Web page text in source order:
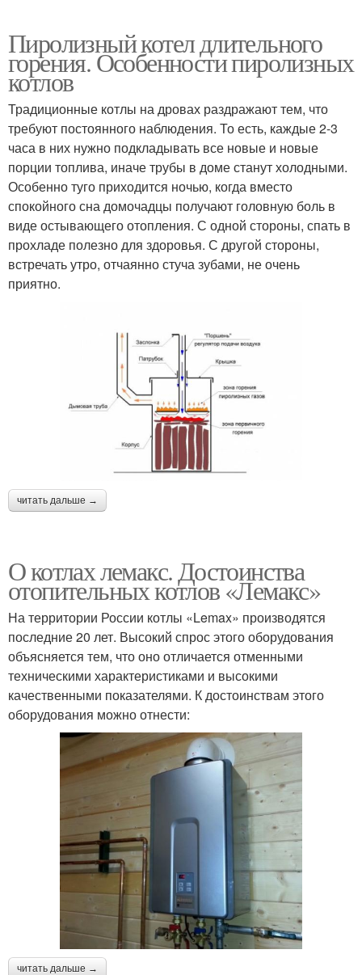
Пиролизный котел длительного
горения. Особенности пиролизных
котлов
Традиционные котлы на дровах раздражают тем, что
требуют постоянного наблюдения. То есть, каждые 2-3
часа в них нужно подкладывать все новые и новые
порции топлива, иначе трубы в доме станут холодными.
Особенно туго приходится ночью, когда вместо
спокойного сна домочадцы получают головную боль в
виде остывающего отопления. С одной стороны, спать в
прохладе полезно для здоровья. С другой стороны,
встречать утро, отчаянно стуча зубами, не очень
приятно.
читать дальше →
О котлах лемакс. Достоинства
отопительных котлов «Лемакс»
На территории России котлы «Lemax» производятся
последние 20 лет. Высокий спрос этого оборудования
объясняется тем, что оно отличается отменными
техническими характеристиками и высокими
качественными показателями. К достоинствам этого
оборудования можно отнести:
читать дальше →